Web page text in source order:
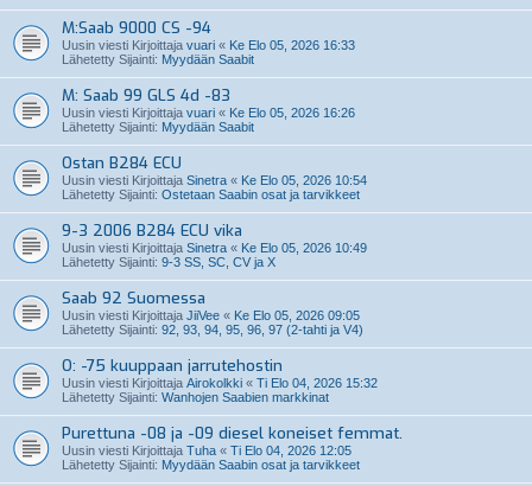
M:Saab 9000 CS -94
Uusin viesti Kirjoittaja vuari « Ke Elo 05, 2026 16:33
Lähetetty Sijainti: Myydään Saabit
M: Saab 99 GLS 4d -83
Uusin viesti Kirjoittaja vuari « Ke Elo 05, 2026 16:26
Lähetetty Sijainti: Myydään Saabit
Ostan B284 ECU
Uusin viesti Kirjoittaja Sinetra « Ke Elo 05, 2026 10:54
Lähetetty Sijainti: Ostetaan Saabin osat ja tarvikkeet
9-3 2006 B284 ECU vika
Uusin viesti Kirjoittaja Sinetra « Ke Elo 05, 2026 10:49
Lähetetty Sijainti: 9-3 SS, SC, CV ja X
Saab 92 Suomessa
Uusin viesti Kirjoittaja JiiVee « Ke Elo 05, 2026 09:05
Lähetetty Sijainti: 92, 93, 94, 95, 96, 97 (2-tahti ja V4)
O: -75 kuuppaan jarrutehostin
Uusin viesti Kirjoittaja Airokolkki « Ti Elo 04, 2026 15:32
Lähetetty Sijainti: Wanhojen Saabien markkinat
Purettuna -08 ja -09 diesel koneiset femmat.
Uusin viesti Kirjoittaja Tuha « Ti Elo 04, 2026 12:05
Lähetetty Sijainti: Myydään Saabin osat ja tarvikkeet